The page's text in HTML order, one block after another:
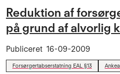
Reduktion af
på grund af alvorlig
Publiceret 16-09-2009
Forsørgertabserstatning EAL §13